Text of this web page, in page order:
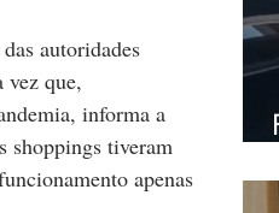
autoridades
vez que,
informa a
shoppings tiveram
apenas